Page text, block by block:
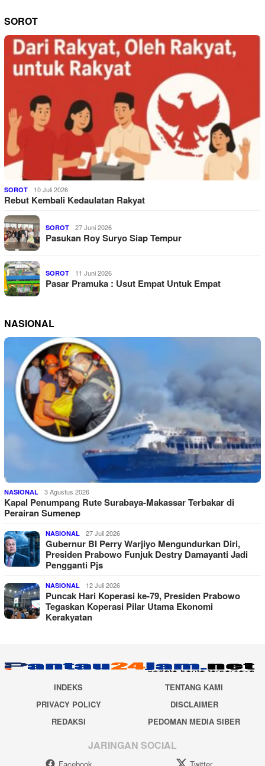
SOROT
SOROT 10 Juli 2026
Rebut Kembali Kedaulatan Rakyat
SOROT 27 Juni 2026
Pasukan Roy Suryo Siap Tempur
SOROT 11 Juni 2026
Pasar Pramuka : Usut Empat Untuk Empat
NASIONAL
NASIONAL 3 Agustus 2026
Kapal Penumpang Rute Surabaya-Makassar Terbakar di
Perairan Sumenep
NASIONAL 27 Juli 2026
Gubernur BI Perry Warjiyo Mengundurkan Diri,
Presiden Prabowo Funjuk Destry Damayanti Jadi
Pengganti Pjs
NASIONAL 12 Juli 2026
Puncak Hari Koperasi ke-79, Presiden Prabowo
Tegaskan Koperasi Pilar Utama Ekonomi
Kerakyatan
INDEKS
TENTANG KAMI
PRIVACY POLICY
DISCLAIMER
REDAKSI
PEDOMAN MEDIA SIBER
JARINGAN SOCIAL